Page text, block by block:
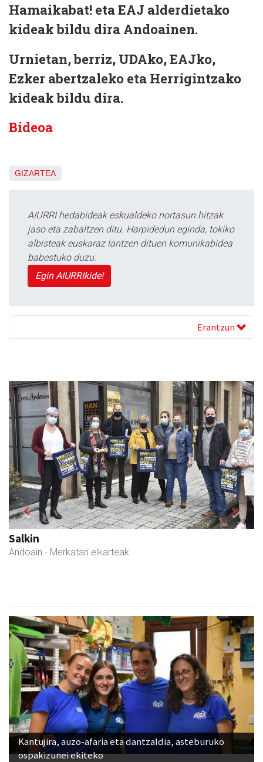
Hamaikabat! eta EAJ alderdietako
kideak bildu dira Andoainen.
Urnietan, berriz, UDAko, EAJko,
Ezker abertzaleko eta Herrigintzako
kideak bildu dira.
Bideoa
GIZARTEA
AIURRI hedabideak eskualdeko nortasun hitzak
jaso eta zabaltzen ditu. Harpidedun eginda, tokiko
albisteak euskaraz lantzen dituen komunikabidea
babestuko duzu.
Egin AIURRIkide!
Erantzun
Magale Ikastetxea
Urnieta - Hezkuntza
Previous Next
Kantujira, auzo-afaria eta dantzaldia, asteburuko
ospakizunei ekiteko